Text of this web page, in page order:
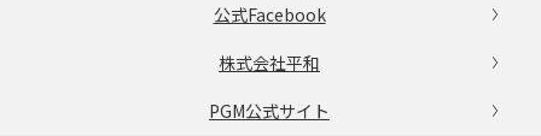
公式Facebook
株式会社平和
PGM公式サイト